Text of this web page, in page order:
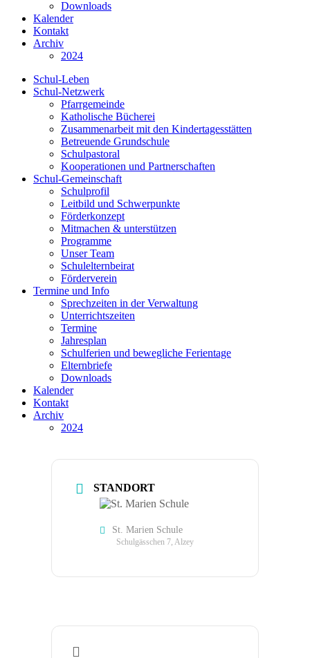
Downloads
Kalender
Kontakt
Archiv
2024
Schul-Leben
Schul-Netzwerk
Pfarrgemeinde
Katholische Bücherei
Zusammenarbeit mit den Kindertagesstätten
Betreuende Grundschule
Schulpastoral
Kooperationen und Partnerschaften
Schul-Gemeinschaft
Schulprofil
Leitbild und Schwerpunkte
Förderkonzept
Mitmachen & unterstützen
Programme
Unser Team
Schulelternbeirat
Förderverein
Termine und Info
Sprechzeiten in der Verwaltung
Unterrichtszeiten
Termine
Jahresplan
Schulferien und bewegliche Ferientage
Elternbriefe
Downloads
Kalender
Kontakt
Archiv
2024
STANDORT
St. Marien Schule
Schulgässchen 7, Alzey